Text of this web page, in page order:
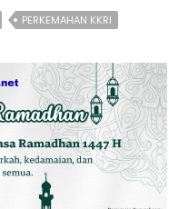
PERKEMAHAN KKRI